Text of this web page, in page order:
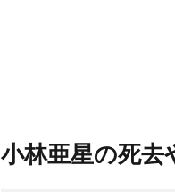
小林亜星の死